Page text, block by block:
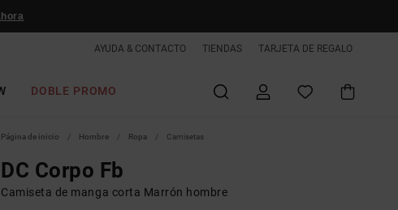
AYUDA & CONTACTO TIENDAS TARJETA DE REGALO
DOBLE PROMO
Página de inicio Hombre Ropa Camisetas
DC Corpo Fb
Camiseta de manga corta Marrón hombre